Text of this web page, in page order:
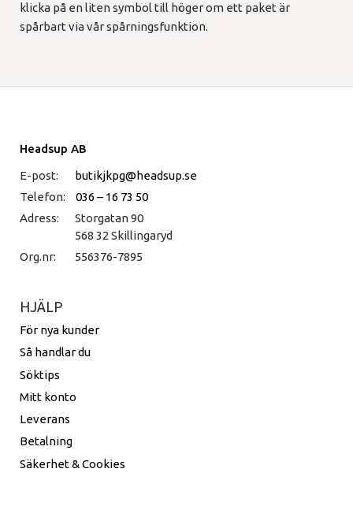
klicka på en liten symbol till höger om ett paket är
spårbart via vår spårningsfunktion.
Headsup AB
E-post:
butikjkpg@headsup.se
Telefon:
036 – 16 73 50
Adress:
Storgatan 90
568 32 Skillingaryd
Org.nr:
556376-7895
HJÄLP
För nya kunder
Så handlar du
Söktips
Mitt konto
Leverans
Betalning
Säkerhet & Cookies